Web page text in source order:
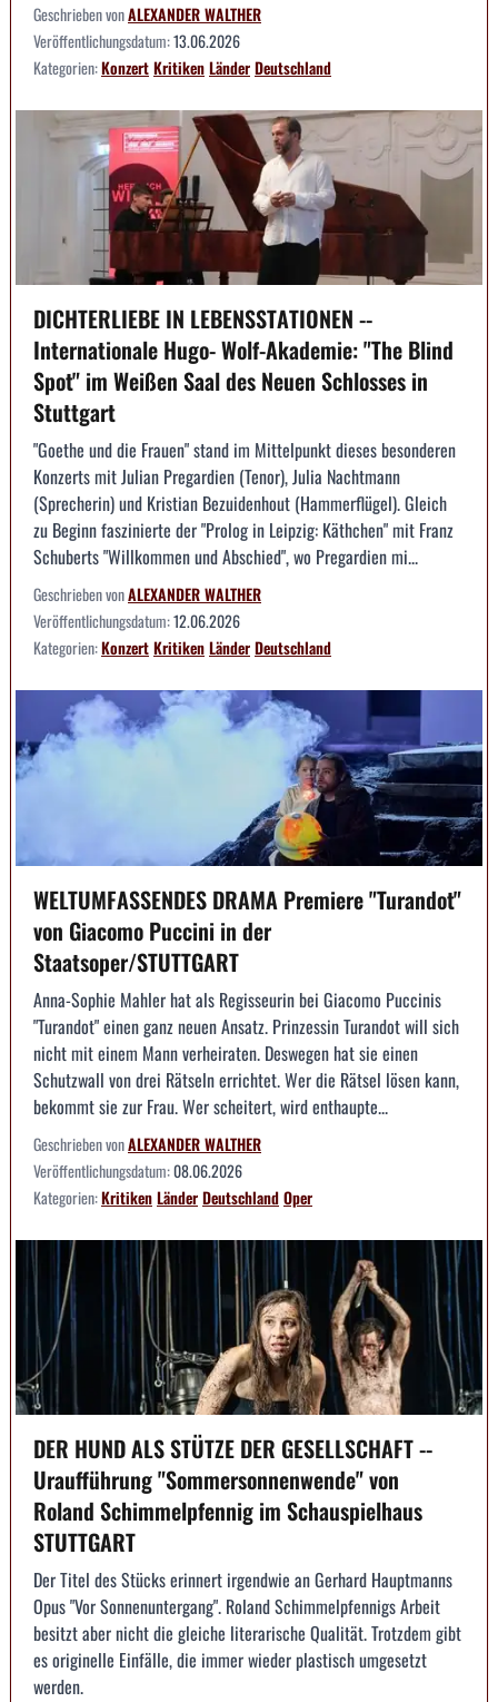
Geschrieben vonALEXANDER WALTHER
Veröffentlichungsdatum:13.06.2026
Kategorien:KonzertKritikenLänderDeutschland
DICHTERLIEBE IN LEBENSSTATIONEN --
Internationale Hugo- Wolf-Akademie: "The Blind
Spot" im Weißen Saal des Neuen Schlosses in
Stuttgart
"Goethe und die Frauen" stand im Mittelpunkt dieses besonderen
Konzerts mit Julian Pregardien (Tenor), Julia Nachtmann
(Sprecherin) und Kristian Bezuidenhout (Hammerflügel). Gleich
zu Beginn faszinierte der "Prolog in Leipzig: Käthchen" mit Franz
Schuberts "Willkommen und Abschied", wo Pregardien mi...
Geschrieben vonALEXANDER WALTHER
Veröffentlichungsdatum:12.06.2026
Kategorien:KonzertKritikenLänderDeutschland
WELTUMFASSENDES DRAMA Premiere "Turandot"
von Giacomo Puccini in der
Staatsoper/STUTTGART
Anna-Sophie Mahler hat als Regisseurin bei Giacomo Puccinis
"Turandot" einen ganz neuen Ansatz. Prinzessin Turandot will sich
nicht mit einem Mann verheiraten. Deswegen hat sie einen
Schutzwall von drei Rätseln errichtet. Wer die Rätsel lösen kann,
bekommt sie zur Frau. Wer scheitert, wird enthaupte...
Geschrieben vonALEXANDER WALTHER
Veröffentlichungsdatum:08.06.2026
Kategorien:KritikenLänderDeutschlandOper
DER HUND ALS STÜTZE DER GESELLSCHAFT --
Uraufführung "Sommersonnenwende" von
Roland Schimmelpfennig im Schauspielhaus
STUTTGART
Der Titel des Stücks erinnert irgendwie an Gerhard Hauptmanns
Opus "Vor Sonnenuntergang". Roland Schimmelpfennigs Arbeit
besitzt aber nicht die gleiche literarische Qualität. Trotzdem gibt
es originelle Einfälle, die immer wieder plastisch umgesetzt
werden.